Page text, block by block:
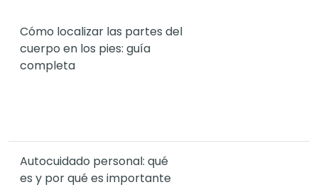
Cómo localizar las partes del
cuerpo en los pies: guía
completa
Autocuidado personal: qué
es y por qué es importante